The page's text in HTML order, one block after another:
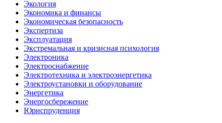
Экология
Экономика и финансы
Экономическая безопасность
Экспертиза
Эксплуатация
Экстремальная и кризисная психология
Электроника
Электроснабжение
Электротехника и электроэнергетика
Электроустановки и оборудование
Энергетика
Энергосбережение
Юриспруденция